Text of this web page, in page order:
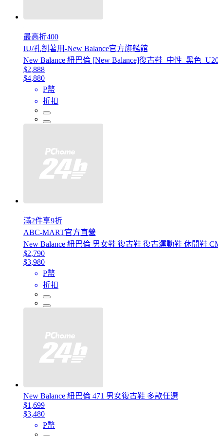
最高折400
IU/孔劉著用-New Balance官方旗艦館
New Balance 紐巴倫 [New Balance]復古鞋_中性_黑色
$2,888
$4,880
P幣
折扣
滿2件享9折
ABC-MART官方直營
New Balance 紐巴倫 男女鞋 復古鞋 復古運動鞋 休閒鞋
$2,790
$3,980
P幣
折扣
New Balance 紐巴倫 471 男女復古鞋 多款任選
$1,699
$3,480
P幣